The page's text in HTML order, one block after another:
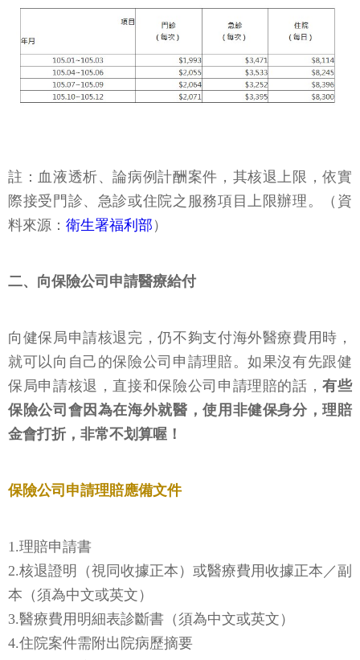
註：血液透析、論病例計酬案件，其核退上限，依實
際接受門診、急診或住院之服務項目上限辦理。（資
料來源： 衛生署福利部 ）
二、向保險公司申請醫療給付
向健保局申請核退完，仍不夠支付海外醫療費用時，
就可以向自己的保險公司申請理賠。如果沒有先跟健
保局申請核退，直接和保險公司申請理賠的話，有些
保險公司會因為在海外就醫，使用非健保身分，理賠
金會打折，非常不划算喔！
保險公司申請理賠應備文件
1.理賠申請書
2.核退證明（視同收據正本）或醫療費用收據正本／副
本（須為中文或英文）
3.醫療費用明細表診斷書（須為中文或英文）
4.住院案件需附出院病歷摘要